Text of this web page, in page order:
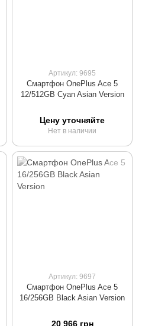
Артикул: 9695
Смартфон OnePlus Ace 5
12/512GB Cyan Asian Version
Цену уточняйте
Нет в наличии
Артикул: 9697
Смартфон OnePlus Ace 5
16/256GB Black Asian Version
20 966 грн